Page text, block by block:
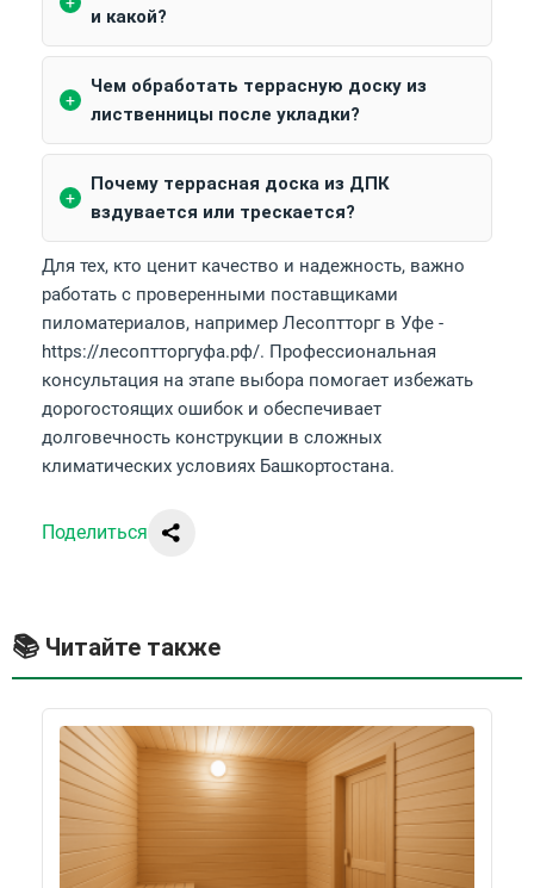
и какой?
Чем обработать террасную доску из
лиственницы после укладки?
Почему террасная доска из ДПК
вздувается или трескается?
Для тех, кто ценит качество и надежность, важно
работать с проверенными поставщиками
пиломатериалов, например Лесоптторг в Уфе -
https://лесоптторгуфа.рф/. Профессиональная
консультация на этапе выбора помогает избежать
дорогостоящих ошибок и обеспечивает
долговечность конструкции в сложных
климатических условиях Башкортостана.
Поделиться
Читайте также